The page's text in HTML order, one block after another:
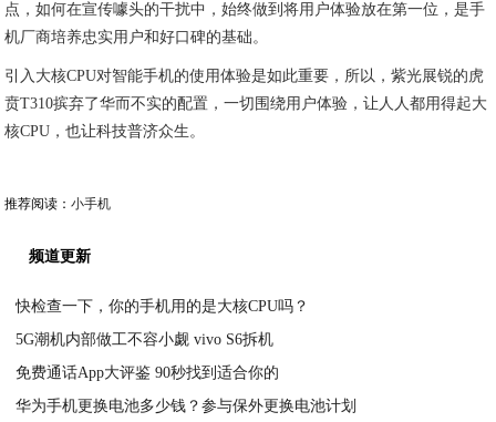
点，如何在宣传噱头的干扰中，始终做到将用户体验放在第一位，是手
机厂商培养忠实用户和好口碑的基础。
引入大核CPU对智能手机的使用体验是如此重要，所以，紫光展锐的虎
贲T310摈弃了华而不实的配置，一切围绕用户体验，让人人都用得起大
核CPU，也让科技普济众生。
推荐阅读：小手机
频道更新
快检查一下，你的手机用的是大核CPU吗？
5G潮机内部做工不容小觑 vivo S6拆机
免费通话App大评鉴 90秒找到适合你的
华为手机更换电池多少钱？参与保外更换电池计划